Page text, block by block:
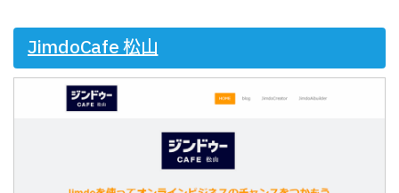
JimdoCafe 松山